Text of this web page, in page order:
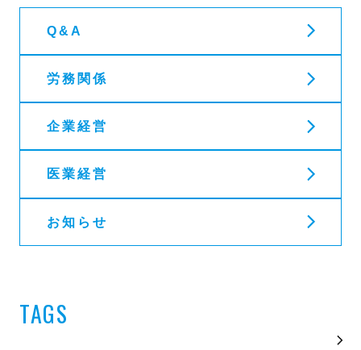
Q&A
労務関係
企業経営
医業経営
お知らせ
TAGS